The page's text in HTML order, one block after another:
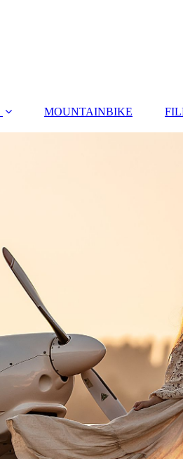
MOUNTAINBIKE